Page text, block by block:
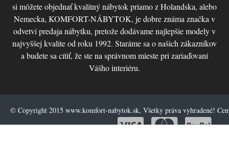
si môžete objednať kvalitný nábytok priamo z Holandska, alebo
Nemecka, KOMFORT-NÁBYTOK, je dobre známa značka v
odvetví predaja nábytku, pretože dodávame najlepšie modely v
najvyššej kvalite od roku 1992. Staráme sa o našich zákazníkov
a budete sa cítiť, že ste na správnom mieste pri zariaďovaní
Vášho interiéru.
© Copyright 2015 www.komfort-nabytok.sk, Všetky práva vyhradené!